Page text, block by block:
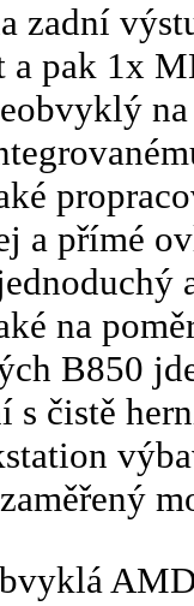
zadní
pak 1x
a přímé
na
B850
s čistě